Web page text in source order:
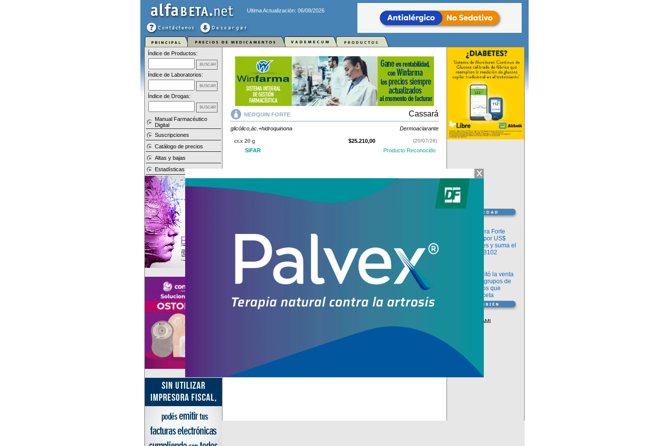
Ultima Actualización: 06/08/2026
Índice de Productos:
Índice de Laboratorios:
Índice de Drogas:
Manual Farmacéutico
Digital
Suscripciones
Catálogo de precios
Altas y bajas
Estadísticas
NEOQUIN FORTE Cassará
glicólico,ác.+hidroquinona Dermoaclarante
cr.x 20 g $25.210,00 (20/07/26)
SIFAR Producto Reconocido
y se indica como
Dermoaclarante. Es producido por
y cuenta con 1 presentación
disponible.
Explorar más
Otros productos con
Otros productos de Cassará
argenx compra Forte
Biosciences por US$
2.200 millones y suma el
anticuerpo FB102
ANMAT habilitó la venta
libre de diez grupos de
medicamentos que
requerían receta
Descuentos PAMI